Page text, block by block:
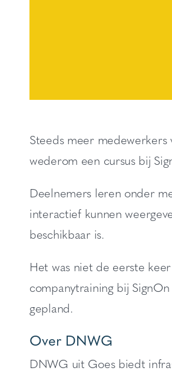
Steeds meer medewerkers
wederom een cursus bij
Deelnemers leren onder
interactief kunnen
beschikbaar is.
Het was niet de eerste
companytraining bij
gepland.
Over DNWG
DNWG uit Goes biedt